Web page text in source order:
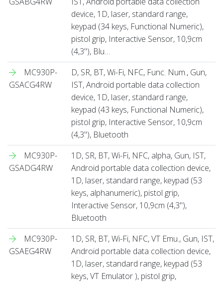
device, 1D, laser, standard range,
keypad (34 keys, Functional Numeric),
pistol grip, Interactive Sensor, 10,9cm
(4,3''), Blu…
MC930P-
GSACG4RW
D, SR, BT, Wi-Fi, NFC, Func. Num., Gun,
IST, Android portable data collection
device, 1D, laser, standard range,
keypad (43 keys, Functional Numeric),
pistol grip, Interactive Sensor, 10,9cm
(4,3''), Bluetooth
MC930P-
GSADG4RW
1D, SR, BT, Wi-Fi, NFC, alpha, Gun, IST,
Android portable data collection device,
1D, laser, standard range, keypad (53
keys, alphanumeric), pistol grip,
Interactive Sensor, 10,9cm (4,3''),
Bluetooth
MC930P-
GSAEG4RW
1D, SR, BT, Wi-Fi, NFC, VT Emu., Gun, IST,
Android portable data collection device,
1D, laser, standard range, keypad (53
keys, VT Emulator ), pistol grip,